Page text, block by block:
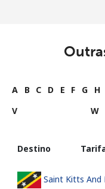
A B C D E F G H
V
W
Destino
Saint Kitts And